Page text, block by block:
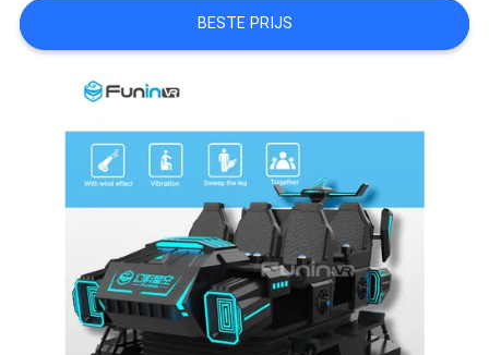
OP
NIEUWS
GEVALLEN
SITEMAP
PRIVACY
BESTE PRIJS